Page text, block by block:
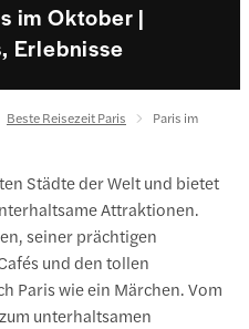
im Oktober |
Erlebnisse
Beste Reisezeit Paris
Paris im
Städte der Welt und bietet
Attraktionen.
seiner prächtigen
und den tollen
Paris wie ein Märchen. Vom
unterhaltsamen